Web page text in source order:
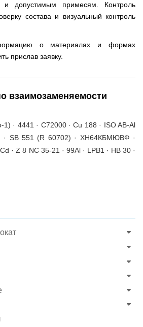
и допустимым примесям. Контроль
состава и визуальный контроль
о материалах и формах
прислав заявку.
взаимозаменяемости
· 4441 · C72000 · Cu 188 · ISO AB-Al
· SB 551 (R 60702) · ХН64КБМЮВФ ·
· Z 8 NC 35-21 · 99Al · LPB1 · HB 30 ·